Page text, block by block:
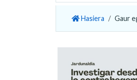
Hasiera Gaur